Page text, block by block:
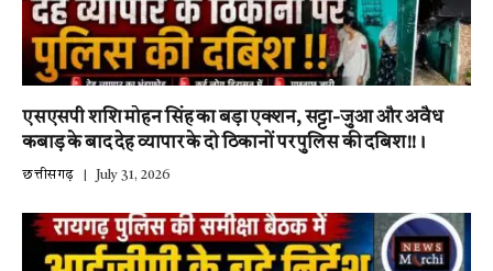
एसएसपी शशि मोहन सिंह का बड़ा एक्शन, सट्टा-जुआ और अवैध
कबाड़ के बाद देह व्यापार के दो ठिकानों पर पुलिस की दबिश!!।
छत्तीसगढ़ July 31, 2026